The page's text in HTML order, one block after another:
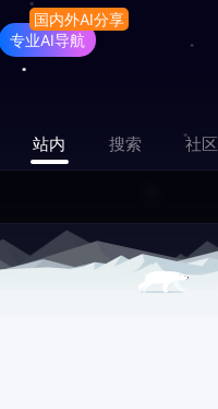
专业AI导航
站内 搜索 社区